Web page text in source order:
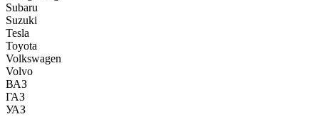
Subaru
Suzuki
Tesla
Toyota
Volkswagen
Volvo
ВАЗ
ГАЗ
УАЗ